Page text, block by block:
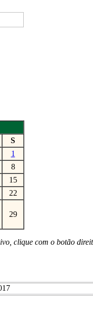
S
1
8
15
22
29
clique com o botão